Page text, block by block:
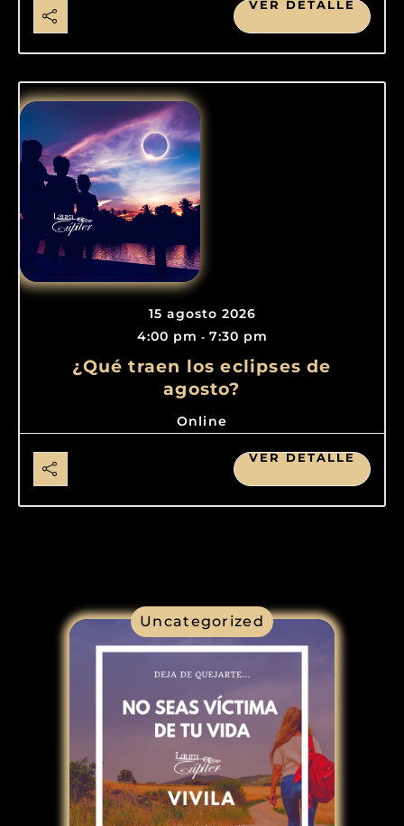
VER DETALLE
15 agosto 2026
4:00 pm - 7:30 pm
¿Qué traen los eclipses de
agosto?
Online
VER DETALLE
Uncategorized